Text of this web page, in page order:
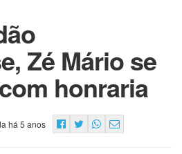
Zé Mário se
honraria
há 5 anos